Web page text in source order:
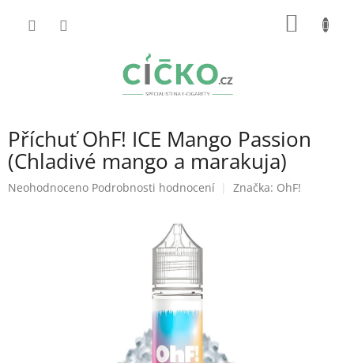
Příchuť OhF! ICE Mango Passion
(Chladivé mango a marakuja)
Průměrné
Neohodnoceno Podrobnosti hodnocení Značka: OhF!